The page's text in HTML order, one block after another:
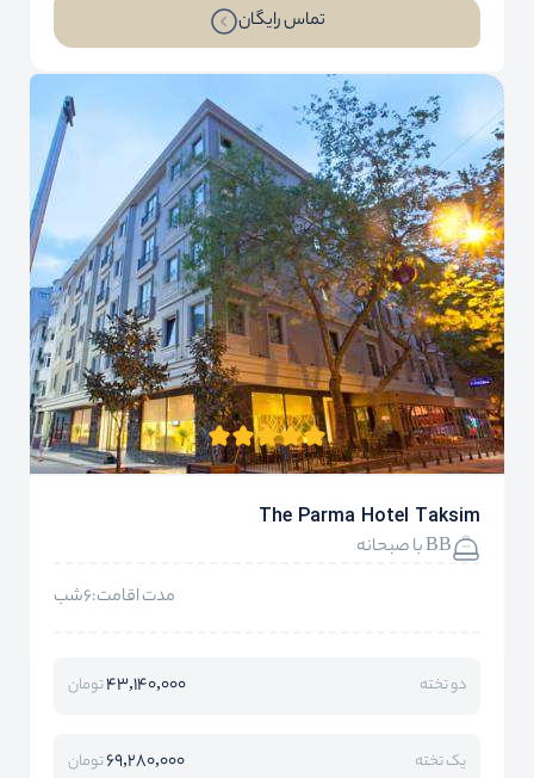
تماس رایگان
The Parma Hotel Taksim
BB با صبحانه
مدت اقامت:6شب
دو تخته 43,140,000تومان
یک تخته 69,280,000تومان